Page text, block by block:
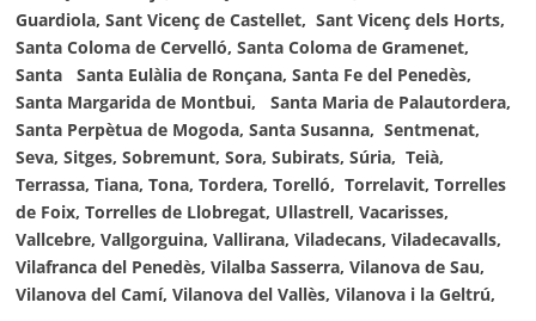
Guardiola, Sant Vicenç de Castellet, Sant Vicenç dels Horts,
Santa Coloma de Cervelló, Santa Coloma de Gramenet,
Santa Santa Eulàlia de Ronçana, Santa Fe del Penedès,
Santa Margarida de Montbui, Santa Maria de Palautordera,
Santa Perpètua de Mogoda, Santa Susanna, Sentmenat,
Seva, Sitges, Sobremunt, Sora, Subirats, Súria, Teià,
Terrassa, Tiana, Tona, Tordera, Torelló, Torrelavit, Torrelles
de Foix, Torrelles de Llobregat, Ullastrell, Vacarisses,
Vallcebre, Vallgorguina, Vallirana, Viladecans, Viladecavalls,
Vilafranca del Penedès, Vilalba Sasserra, Vilanova de Sau,
Vilanova del Camí, Vilanova del Vallès, Vilanova i la Geltrú,